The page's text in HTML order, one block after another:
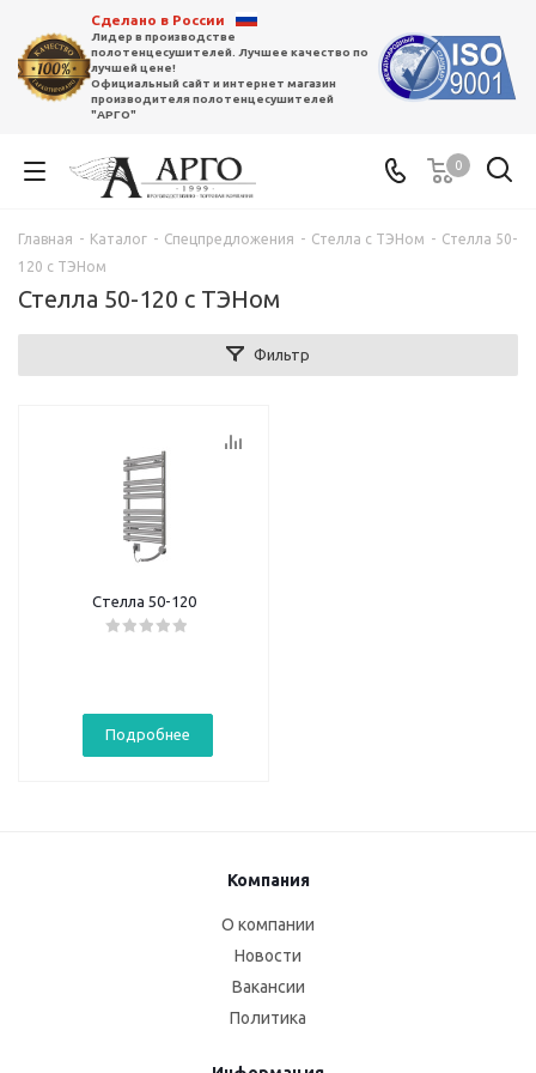
Сделано в России
Лидер в производстве
полотенцесушителей. Лучшее качество по
лучшей цене!
Официальный сайт и интернет магазин
производителя полотенцесушителей
"АРГО"
0
Главная - Каталог - Спецпредложения - Стелла с ТЭНом - Стелла 50-
120 с ТЭНом
Стелла 50-120 с ТЭНом
Фильтр
Стелла 50-120
Подробнее
Компания
О компании
Новости
Вакансии
Политика